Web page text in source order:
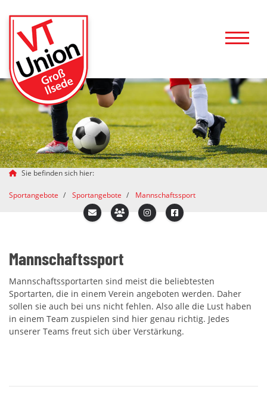
Sie befinden sich hier:
Sportangebote Sportangebote Mannschaftssport
Mannschaftssport
Mannschaftssportarten sind meist die beliebtesten
Sportarten, die in einem Verein angeboten werden. Daher
sollen sie auch bei uns nicht fehlen. Also alle die Lust haben
in einem Team zuspielen sind hier genau richtig. Jedes
unserer Teams freut sich über Verstärkung.